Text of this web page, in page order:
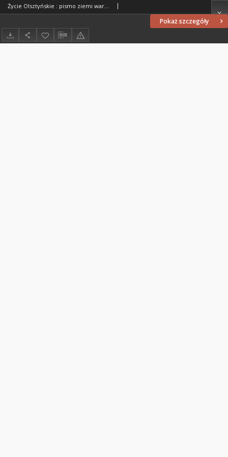
Pokaż szczegóły
Życie Olsztyńskie : pismo ziemi warmińsko-mazurskiej, 1951, nr 326